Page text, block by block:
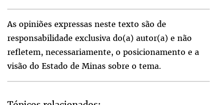
As opiniões expressas neste texto são de
responsabilidade exclusiva do(a) autor(a) e não
refletem, necessariamente, o posicionamento e a
visão do Estado de Minas sobre o tema.